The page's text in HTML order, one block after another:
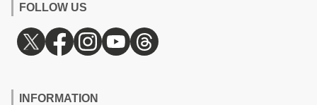
FOLLOW US
INFORMATION